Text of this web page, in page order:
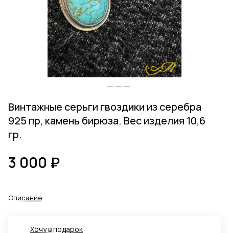
Винтажные серьги гвоздики из серебра
925 пр, камень бирюза. Вес изделия 10,6
гр.
3 000 ₽
Описание
Хочу в подарок